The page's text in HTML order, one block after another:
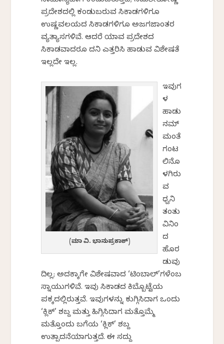
ಪ್ರದೇಶದಲ್ಲಿ ಕಂಡುಬರುವ ಸಿಕಾಡಗಳಿಗೂ
ಉಷ್ಣವಲಯದ ಸಿಕಾಡಗಳಿಗೂ ಅಜಗಜಾಂತರ
ವ್ಯತ್ಯಾಸಗಳಿವೆ. ಆದರೆ ಯಾವ ಪ್ರದೇಶದ
ಸಿಕಾಡವಾದರೂ ದನಿ ಎತ್ತರಿಸಿ ಹಾಡುವ ವಿಶೇಷತೆ
ಇಲ್ಲದೇ ಇಲ್ಲ.
(ಕ್ಷಮಾ ವಿ. ಭಾನುಪ್ರಕಾಶ್‌)
ಇವುಗ
ಳ
ಹಾಡು
ನಮ್
ಮಂತೆ
ಗಂಟ
ಲಿನೊ
ಳಗಿರು
ವ
ಧ್ವನಿ
ತಂತು
ವಿನಿಂ
ದ
ಹೊರ
ಡುವು
ದಿಲ್ಲ; ಅದಕ್ಕಾಗೇ ವಿಶೇಷವಾದ ‘ಟಿಂಬಾಲ್’ಗಳೆಂಬ
ಸ್ನಾಯುಗಳಿವೆ. ಇವು ಸಿಕಾಡದ ಕಿಬ್ಬೊಟ್ಟೆಯ
ಪಕ್ಕದಲ್ಲಿರುತ್ತವೆ. ಇವುಗಳನ್ನು ಕುಗ್ಗಿಸಿದಾಗ ಒಂದು
‘ಕ್ಲಿಕ್’ ಶಬ್ದ ಮತ್ತು ಹಿಗ್ಗಿಸಿದಾಗ ಮತ್ತೊಮ್ಮೆ
ಮತ್ತೊಂದು ಬಗೆಯ ‘ಕ್ಲಿಕ್’ ಶಬ್ದ
ಉತ್ಪಾದನೆಯಾಗುತ್ತದೆ. ಈ ಸದ್ದು